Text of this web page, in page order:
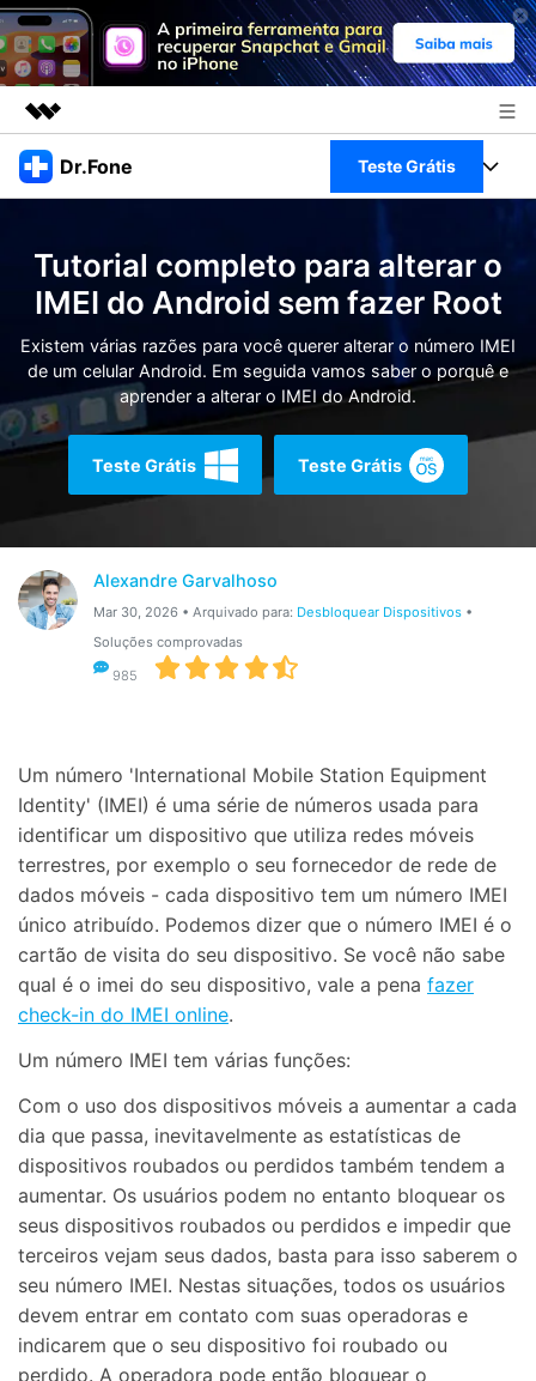
Produtos em destaque
Visão geral
Soluções
Sobre nós
Sala de imprensa
Loja
Dr.Fone Teste Grátis
Veja Toolkit Completo >
Productos
Para PC
Para Celular
Ver Todos Os Aplicativos
Guia & Suporte
Ações rápidas
Recursos
Transferir Dados
Gerenciador de dados
Reparar Celular
Proteção do celular
Tutorial completo para alterar o
IMEI do Android sem fazer Root
Existem várias razões para você querer alterar o número IMEI
de um celular Android. Em seguida vamos saber o porquê e
aprender a alterar o IMEI do Android.
Teste Grátis Teste Grátis
Alexandre Garvalhoso
Mar 30, 2026 • Arquivado para: Desbloquear Dispositivos•
Soluções comprovadas
985
Um número 'International Mobile Station Equipment
Identity' (IMEI) é uma série de números usada para
identificar um dispositivo que utiliza redes móveis
terrestres, por exemplo o seu fornecedor de rede de
dados móveis - cada dispositivo tem um número IMEI
único atribuído. Podemos dizer que o número IMEI é o
cartão de visita do seu dispositivo. Se você não sabe
qual é o imei do seu dispositivo, vale a pena fazer
check-in do IMEI online.
Um número IMEI tem várias funções:
Com o uso dos dispositivos móveis a aumentar a cada
dia que passa, inevitavelmente as estatísticas de
dispositivos roubados ou perdidos também tendem a
aumentar. Os usuários podem no entanto bloquear os
seus dispositivos roubados ou perdidos e impedir que
terceiros vejam seus dados, basta para isso saberem o
seu número IMEI. Nestas situações, todos os usuários
devem entrar em contato com suas operadoras e
indicarem que o seu dispositivo foi roubado ou
perdido. A operadora pode então bloquear o